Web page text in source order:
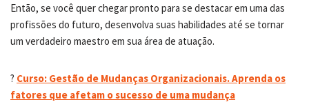
Então, se você quer chegar pronto para se destacar em uma das
profissões do futuro, desenvolva suas habilidades até se tornar
um verdadeiro maestro em sua área de atuação.
? Curso: Gestão de Mudanças Organizacionais. Aprenda os
fatores que afetam o sucesso de uma mudança